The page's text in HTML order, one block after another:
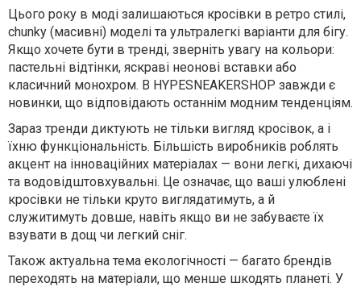
Цього року в моді залишаються кросівки в ретро стилі,
chunky (масивні) моделі та ультралегкі варіанти для бігу.
Якщо хочете бути в тренді, зверніть увагу на кольори:
пастельні відтінки, яскраві неонові вставки або
класичний монохром. В HYPESNEAKERSHOP завжди є
новинки, що відповідають останнім модним тенденціям.
Зараз тренди диктують не тільки вигляд кросівок, а і
їхню функціональність. Більшість виробників роблять
акцент на інноваційних матеріалах — вони легкі, дихаючі
та водовідштовхувальні. Це означає, що ваші улюблені
кросівки не тільки круто виглядатимуть, а й
служитимуть довше, навіть якщо ви не забуваєте їх
взувати в дощ чи легкий сніг.
Також актуальна тема екологічності — багато брендів
переходять на матеріали, що менше шкодять планеті. У